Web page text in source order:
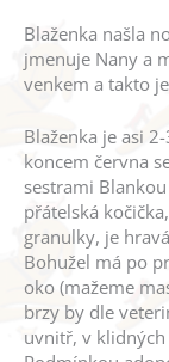
Blaženka našla
jmenuje Nany a
venkem a takto
Blaženka je asi
koncem června
sestrami
přátelská
granulky, je
Bohužel má po
oko (mažeme
brzy by dle
uvnitř, v